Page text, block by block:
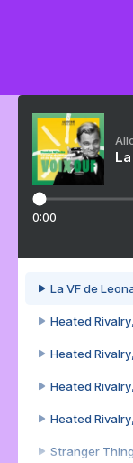
0:00
La VF de
Heated
Heated
Heated
Heated
Stranger